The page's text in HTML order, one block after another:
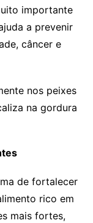
importante
a prevenir
câncer e
nos peixes
na gordura
de fortalecer
rico em
mais fortes,